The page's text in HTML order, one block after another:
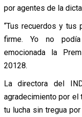
por agentes de la
“Tus recuerdos y tus
firme. Yo no
emocionada la
20128.
La directora del
agradecimiento por el
tu lucha sin tregua